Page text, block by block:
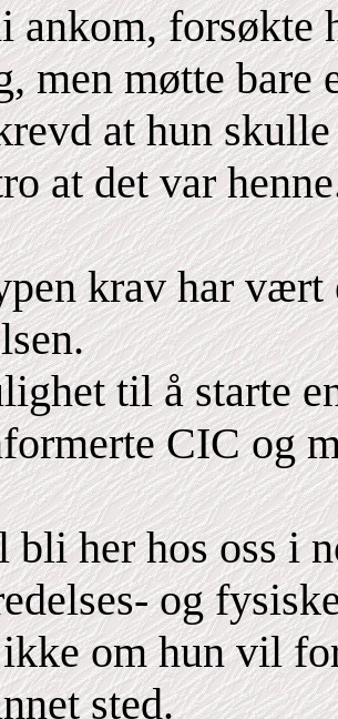
ankom, forsøkte
men møtte bare
at hun
at det var
krav har vært
til å starte
CIC og
her hos oss i
og
om hun vil
sted.